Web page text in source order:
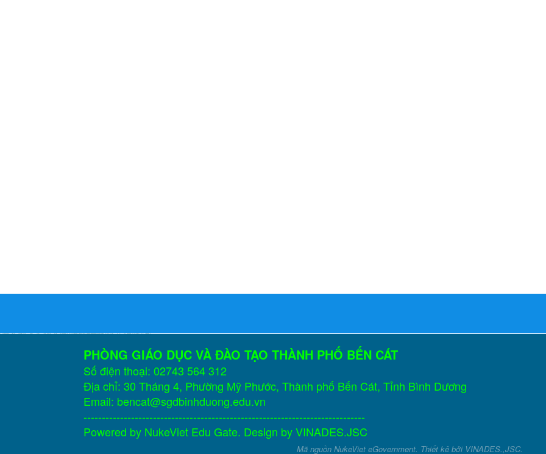
PHÒNG GIÁO DỤC VÀ ĐÀO TẠO THÀNH PHỐ BẾN CÁT
Số điện thoại: 02743 564 312
Địa chỉ: 30 Tháng 4, Phường Mỹ Phước, Thành phố Bến Cát, Tỉnh Bình Dương
Email: bencat@sgdbinhduong.edu.vn
-----------------------------------------------------------------------------
Powered by NukeViet Edu Gate. Design byVINADES.JSC
Mã nguồn NukeViet eGovernment. Thiết kê bởi VINADES.,JSC.